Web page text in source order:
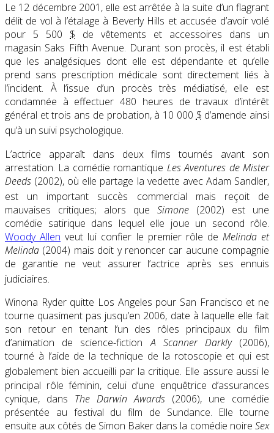
Le 12 décembre 2001 , elle est arrêtée à la suite d’un flagrant
délit de vol à l’étalage à Beverly Hills et accusée d’avoir volé
pour 5 500 $ de vêtements et accessoires dans un
magasin Saks Fifth Avenue. Durant son procès, il est établi
que les analgésiques dont elle est dépendante et qu’elle
prend sans prescription médicale sont directement liés à
l’incident. À l’issue d’un procès très médiatisé, elle est
condamnée à effectuer 480 heures de travaux d’intérêt
général et trois ans de probation, à 10 000$ d’amende ainsi
qu’à un suivi psychologique.
L’actrice apparaît dans deux films tournés avant son
arrestation. La comédie romantique Les Aventures de Mister
Deeds (2002), où elle partage la vedette avec Adam Sandler,
est un important succès commercial mais reçoit de
mauvaises critiques; alors que Simone (2002) est une
comédie satirique dans lequel elle joue un second rôle.
Woody Allen veut lui confier le premier rôle de Melinda et
Melinda (2004) mais doit y renoncer car aucune compagnie
de garantie ne veut assurer l’actrice après ses ennuis
judiciaires.
Winona Ryder quitte Los Angeles pour San Francisco et ne
tourne quasiment pas jusqu’en 2006, date à laquelle elle fait
son retour en tenant l’un des rôles principaux du film
d’animation de science-fictionA Scanner Darkly (2006),
tourné à l’aide de la technique de la rotoscopie et qui est
globalement bien accueilli par la critique. Elle assure aussi le
principal rôle féminin, celui d’une enquêtrice d’assurances
cynique, dans The Darwin Awards (2006), une comédie
présentée au festival du film de Sundance. Elle tourne
ensuite aux côtés de Simon Baker dans la comédie noire Sex